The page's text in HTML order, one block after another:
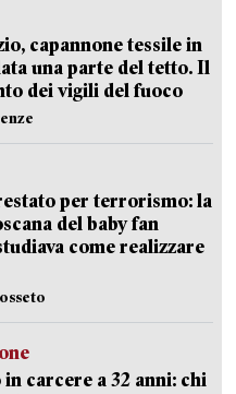
capannone tessile in
una parte del tetto. Il
dei vigili del fuoco
per terrorismo: la
del baby fan
come realizzare
carcere a 32 anni: chi